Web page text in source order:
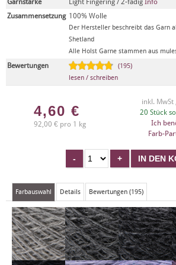
Garnstärke
Light Fingering / 2-fädig Info
Zusammensetzung 100% Wolle
Der Hersteller beschreibt das Garn
Shetland
Alle Holst Garne stammen aus
Bewertungen
(195)
lesen / schreiben
4,60 €
92,00 € pro 1 kg
inkl. MwSt
20 Stück
Ich
Farb-
Farbauswahl Details Bewertungen (195)